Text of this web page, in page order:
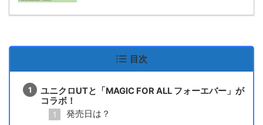
目次
ユニクロUTと「MAGIC FOR ALL フォーエバー」が
コラボ！
発売日は？